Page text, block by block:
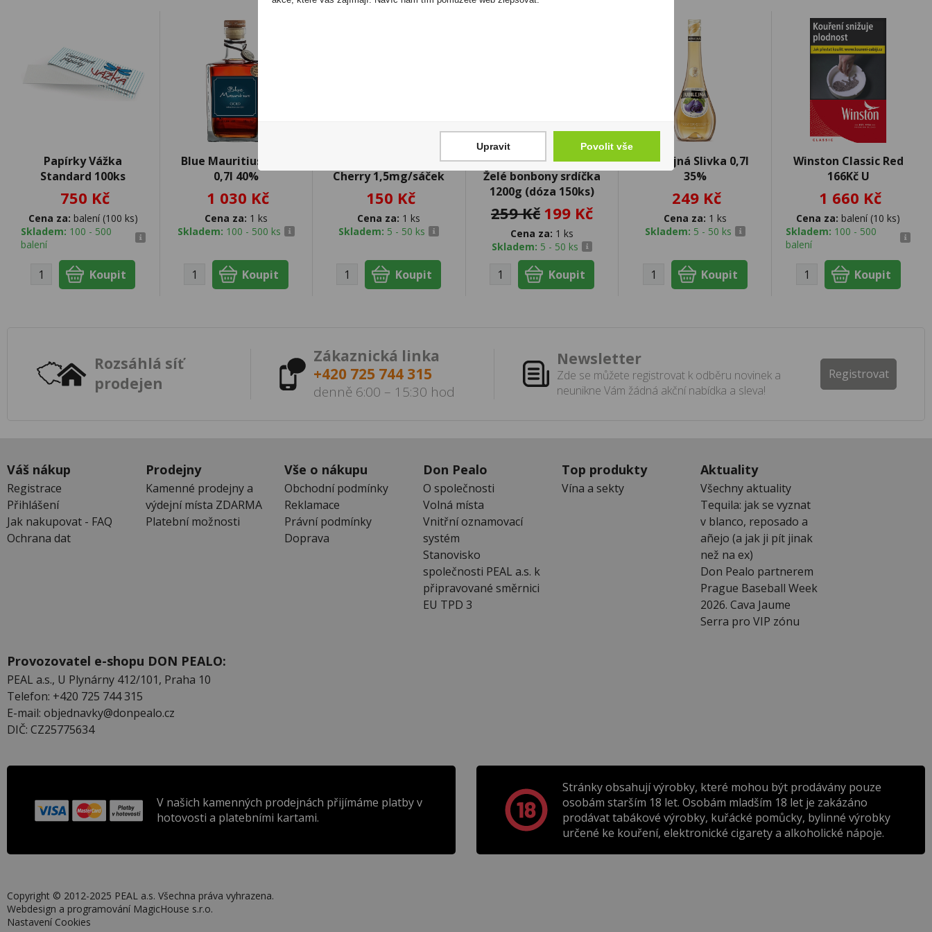
Papírky Vážka
Standard 100ks
750 Kč
Cena za: balení (100 ks)
Skladem: 100 - 500
balení
Blue Mauritius Gold
0,7l 40%
1 030 Kč
Cena za: 1 ks
Skladem: 100 - 500 ks
Zyn Mini Low Black
Cherry 1,5mg/sáček
150 Kč
Cena za: 1 ks
Skladem: 5 - 50 ks
Haribo Liebesherzen -
Želé bonbony srdíčka
1200g (dóza 150ks)
259 Kč 199 Kč
Cena za: 1 ks
Skladem: 5 - 50 ks
Jubilejná Slivka 0,7l
35%
249 Kč
Cena za: 1 ks
Skladem: 5 - 50 ks
Winston Classic Red
166Kč U
1 660 Kč
Cena za: balení (10 ks)
Skladem: 100 - 500
balení
Rozsáhlá síť
prodejen
Zákaznická linka
+420 725 744 315
denně 6:00 – 15:30 hod
Newsletter
Zde se můžete registrovat k odběru novinek a
neunikne Vám žádná akční nabídka a sleva!
Registrovat
Váš nákup
Registrace
Přihlášení
Jak nakupovat - FAQ
Ochrana dat
Prodejny
Kamenné prodejny a
výdejní místa ZDARMA
Platební možnosti
Vše o nákupu
Obchodní podmínky
Reklamace
Právní podmínky
Doprava
Don Pealo
O společnosti
Volná místa
Vnitřní oznamovací
systém
Stanovisko
společnosti PEAL a.s. k
připravované směrnici
EU TPD 3
Top produkty
Vína a sekty
Aktuality
Všechny aktuality
Tequila: jak se vyznat
v blanco, reposado a
añejo (a jak ji pít jinak
než na ex)
Don Pealo partnerem
Prague Baseball Week
2026. Cava Jaume
Serra pro VIP zónu
Provozovatel e-shopu DON PEALO:
PEAL a.s., U Plynárny 412/101, Praha 10
Telefon: +420 725 744 315
E-mail: objednavky@donpealo.cz
DIČ: CZ25775634
V našich kamenných prodejnách přijímáme platby v
hotovosti a platebními kartami.
Stránky obsahují výrobky, které mohou být prodávány pouze
osobám starším 18 let. Osobám mladším 18 let je zakázáno
prodávat tabákové výrobky, kuřácké pomůcky, bylinné výrobky
určené ke kouření, elektronické cigarety a alkoholické nápoje.
Copyright © 2012-2025 PEAL a.s. Všechna práva vyhrazena.
Webdesign a programování MagicHouse s.r.o.
Nastavení Cookies
Upravit Povolit vše